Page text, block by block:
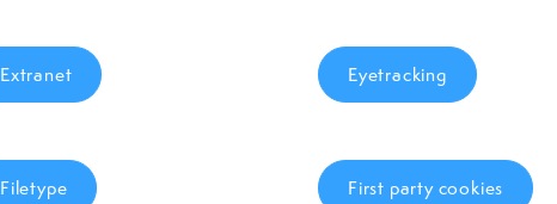
Extranet Eyetracking
Filetype First party cookies